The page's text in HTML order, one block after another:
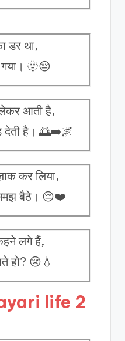
डर था,
🫥😔
आती है,
देती है। 🌅➡️🌌
कर लिया,
बैठे। 😔❤️
लगे हैं,
हो? 😢💧
life 2